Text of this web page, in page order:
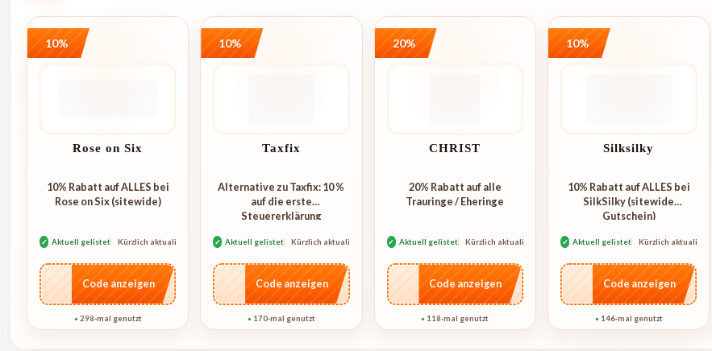
10%
Rose on Six
10% Rabatt auf ALLES bei
Rose on Six (sitewide)
✓ Aktuell gelistet Kürzlich aktualisiert
…4U10
Code anzeigen
● 298-mal genutzt
10%
Taxfix
Alternative zu Taxfix: 10 %
auf die erste
Steuererklärung
✓ Aktuell gelistet Kürzlich aktualisiert
…1744
Code anzeigen
● 170-mal genutzt
20%
CHRIST
20% Rabatt auf alle
Trauringe / Eheringe
✓ Aktuell gelistet Kürzlich aktualisiert
…IT26
Code anzeigen
● 118-mal genutzt
10%
Silksilky
10% Rabatt auf ALLES bei
SilkSilky (sitewide
Gutschein)
✓ Aktuell gelistet Kürzlich aktualisiert
…NT10
Code anzeigen
● 146-mal genutzt